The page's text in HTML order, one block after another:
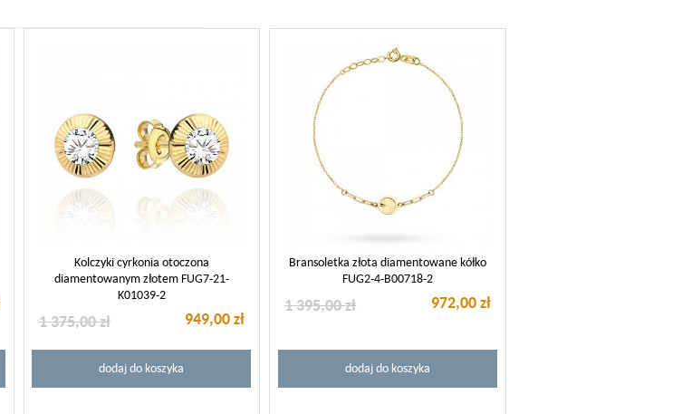
Kolczyki cyrkonia otoczona
diamentowanym złotem FUG7-21-
K01039-2
949,00 zł
1 375,00 zł
dodaj do koszyka
Bransoletka złota diamentowane kółko
FUG2-4-B00718-2
972,00 zł
1 395,00 zł
dodaj do koszyka